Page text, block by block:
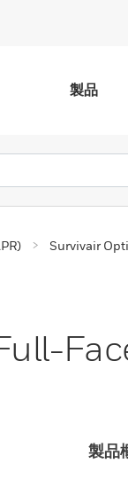
製品
Survivair
製品